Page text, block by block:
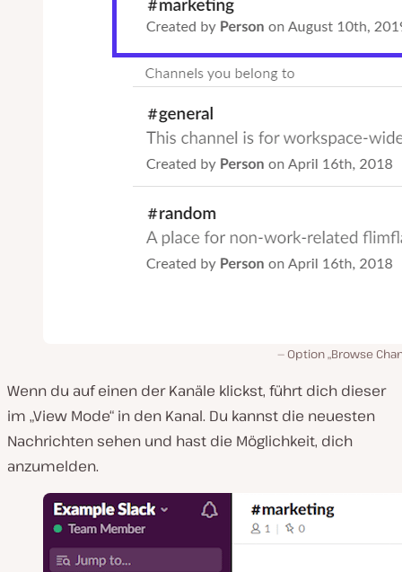
Option „Browse
Wenn du auf einen der Kanäle klickst, führt dich dieser
im „View Mode“ in den Kanal. Du kannst die neuesten
Nachrichten sehen und hast die Möglichkeit, dich
anzumelden.